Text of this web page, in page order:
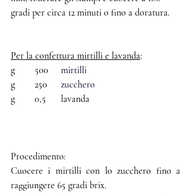
gradi per circa 12 minuti o fino a doratura.
Per la confettura mirtilli e lavanda:
mirtilli
zucchero
g	0,5	 lavanda
Procedimento:
Cuocere i mirtilli con lo zucchero fino a
raggiungere 65 gradi brix.